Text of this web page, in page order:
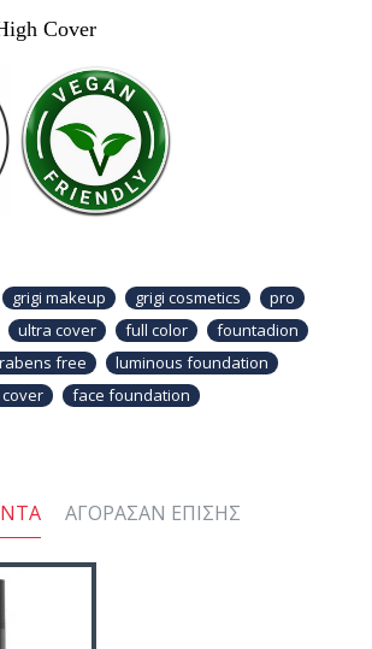
Cover
grigi makeup grigi cosmetics
pro
ultra cover full color
fountadion
free
luminous foundation
face foundation
ΑΓΌΡΑΣΑΝ ΕΠΊΣΗΣ